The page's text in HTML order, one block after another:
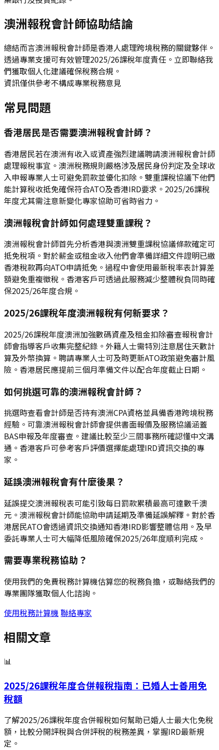
澳洲報稅會計師協助結論
總結而言澳洲報稅會計師是香港人處理跨境稅務的關鍵夥伴。
透過專業支援可有效管理2025/26課稅年度責任。立即聯絡我
們獲取個人化建議確保稅務合規。
資訊僅供參考不構成專業稅務意見
常見問題
香港居民是否需要澳洲報稅會計師？
香港居民若在澳洲有收入或資產強烈建議聘請澳洲報稅會計師
處理報稅事宜。澳洲稅務規則嚴格涉及居民身份判定及全球收
入申報專業人士可避免罰款並優化扣除。雙重課稅協議下他們
能計算稅收抵免確保符合ATO及香港IRD要求。2025/26課稅
年度尤其需注意新變化專家協助可省時省力。
澳洲報稅會計師如何處理雙重課稅？
澳洲報稅會計師首先分析香港與澳洲雙重課稅協議條款確定可
抵免稅項。對於薪金或租金收入他們會準備詳細文件證明已繳
香港稅款再向ATO申請抵免。過程中會使用最新稅率表計算差
額避免重複徵稅。香港客戶可透過此服務減少整體稅負同時確
保2025/26年度合規。
2025/26課稅年度澳洲報稅有何新要求？
2025/26課稅年度澳洲加強數碼資產及租金扣除審查報稅會計
師會指導客戶收集完整紀錄。外籍人士需特別注意居住天數計
算及外幣換算。聘請專業人士可及時更新ATO政策避免審計風
險。香港居民應提前三個月準備文件以配合年度截止日期。
如何挑選可靠的澳洲報稅會計師？
挑選時查看會計師是否持有澳洲CPA資格並具備香港跨境稅務
經驗。可靠澳洲報稅會計師會提供書面報價及服務協議涵蓋
BAS申報及年度審查。建議比較至少三間事務所確認懂中文溝
通。香港客戶可參考客戶評價選擇能處理IRD資訊交換的專
家。
延誤澳洲報稅會有什麼後果？
延誤提交澳洲報稅表可能引致每日罰款累積最高可達數千澳
元。澳洲報稅會計師能協助申請延期及準備延誤解釋。對於香
港居民ATO會透過資訊交換通知香港IRD影響整體信用。及早
委託專業人士可大幅降低風險確保2025/26年度順利完成。
需要專業稅務協助？
使用我們的免費稅務計算機估算您的稅務負擔，或聯絡我們的
專業團隊獲取個人化諮詢。
使用稅務計算機 聯絡專家
相關文章
📊
2025/26課稅年度合併報稅指南：已婚人士善用免
稅額
了解2025/26課稅年度合併報稅如何幫助已婚人士最大化免稅
額，比較分開評稅與合併評稅的稅務差異，掌握IRD最新規
定。